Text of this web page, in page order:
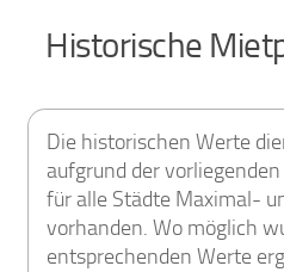
Historische
Die historischen Werte
aufgrund der
für alle Städte Maximal-
vorhanden. Wo möglich
entsprechenden Werte